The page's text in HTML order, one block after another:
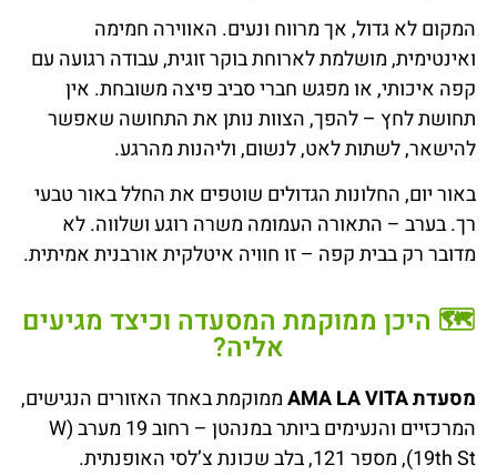
המקום לא גדול, אך מרווח ונעים. האווירה חמימה
ואינטימית, מושלמת לארוחת בוקר זוגית, עבודה רגועה עם
קפה איכותי, או מפגש חברי סביב פיצה משובחת. אין
תחושת לחץ – להפך, הצוות נותן את התחושה שאפשר
להישאר, לשתות לאט, לנשום, וליהנות מהרגע.
באור יום, החלונות הגדולים שוטפים את החלל באור טבעי
רך. בערב – התאורה העמומה משרה רוגע ושלווה. לא
מדובר רק בבית קפה – זו חוויה איטלקית אורבנית אמיתית.
🗺️ היכן ממוקמת המסעדה וכיצד מגיעים
אליה?
מסעדת AMA LA VITA
ממוקמת באחד האזורים הנגישים,
המרכזיים והנעימים ביותר במנהטן – רחוב 19 מערב (W
19th St), מספר 121, בלב שכונת צ’לסי האופנתית.